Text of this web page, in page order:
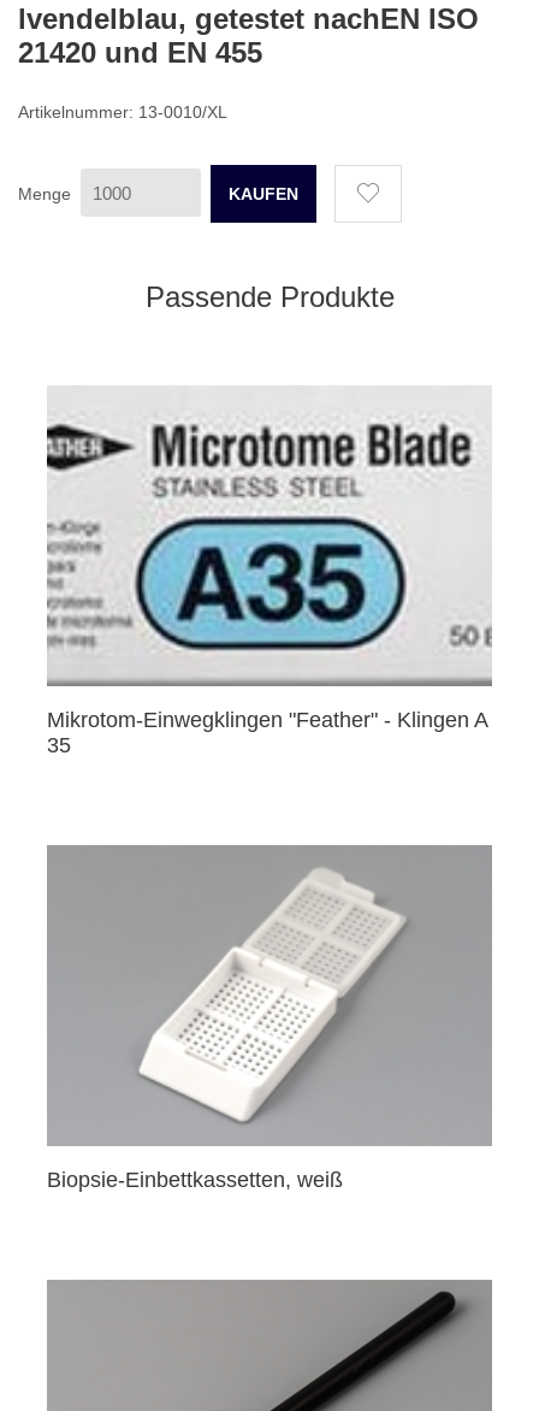
lvendelblau, getestet nachEN ISO
21420 und EN 455
Artikelnummer: 13-0010/XL
Menge
Passende Produkte
Mikrotom-Einwegklingen "Feather" - Klingen A
35
Biopsie-Einbettkassetten, weiß